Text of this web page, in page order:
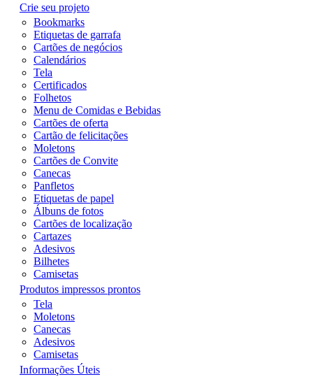
Crie seu projeto
Bookmarks
Etiquetas de garrafa
Cartões de negócios
Calendários
Tela
Certificados
Folhetos
Menu de Comidas e Bebidas
Cartões de oferta
Cartão de felicitações
Moletons
Cartões de Convite
Canecas
Panfletos
Etiquetas de papel
Álbuns de fotos
Cartões de localização
Cartazes
Adesivos
Bilhetes
Camisetas
Produtos impressos prontos
Tela
Moletons
Canecas
Adesivos
Camisetas
Informações Úteis